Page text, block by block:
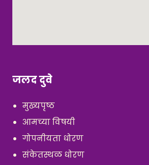
जलद दुवे
मुख्यपृष्ठ
आमच्या विषयी
गोपनीयता धोरण
संकेतस्थळ धोरण